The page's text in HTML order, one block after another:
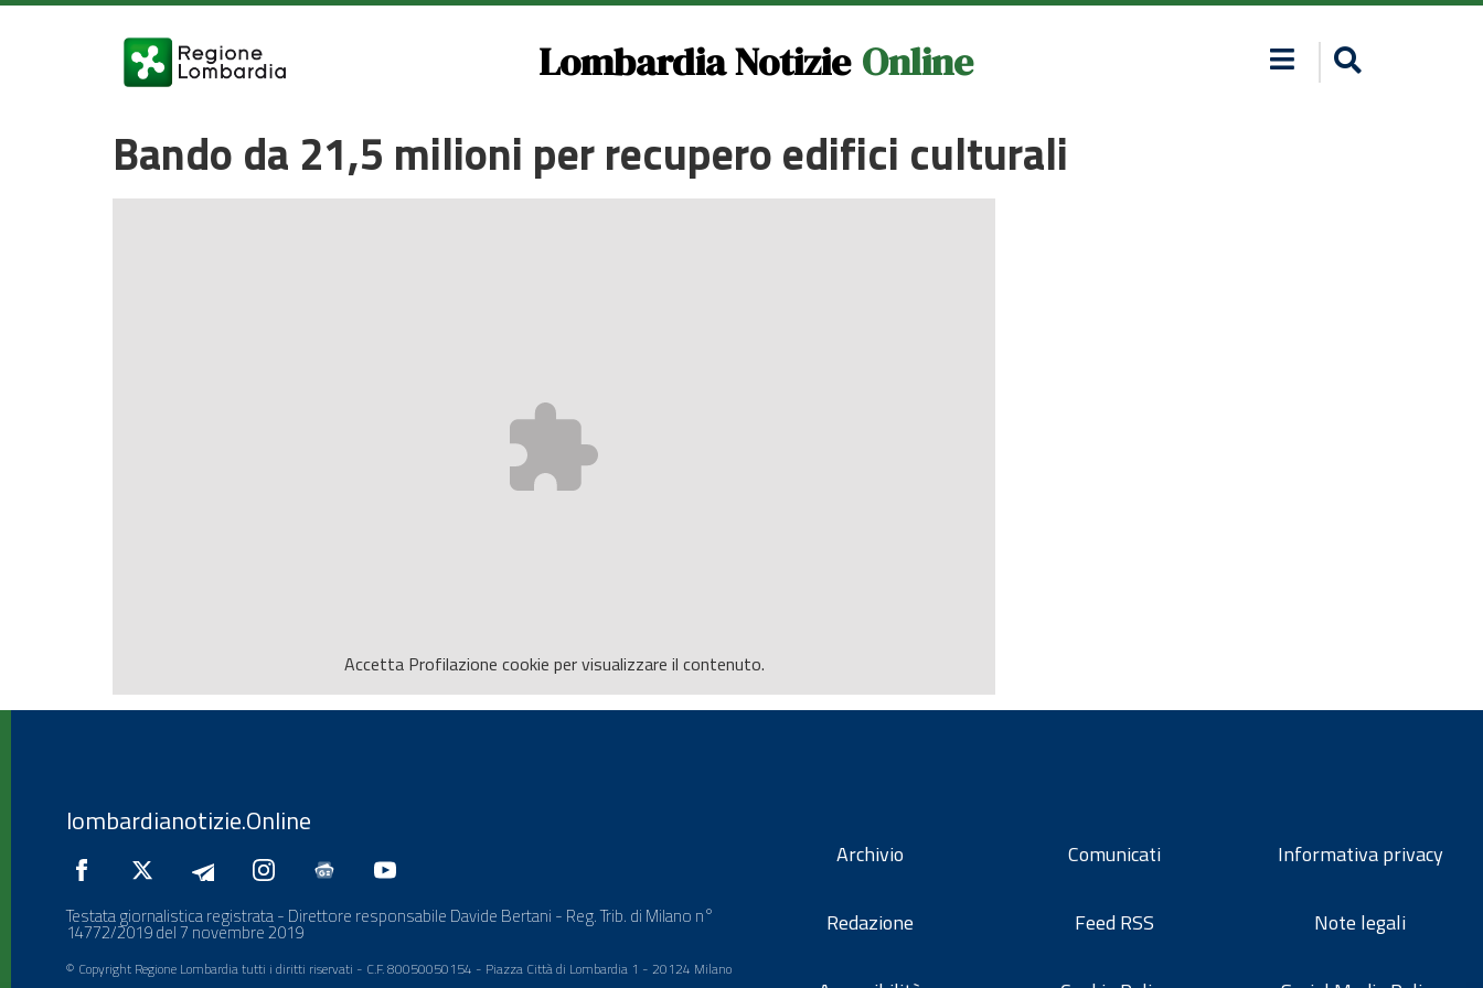
Lombardia Notizie Online
Bando da 21,5 milioni per recupero edifici culturali
Accetta Profilazione cookie per visualizzare il contenuto.
lombardianotizie.Online
Testata giornalistica registrata - Direttore responsabile Davide Bertani - Reg. Trib. di Milano n°
14772/2019 del 7 novembre 2019
© Copyright Regione Lombardia tutti i diritti riservati - C.F. 80050050154 - Piazza Città di Lombardia 1 - 20124 Milano
Archivio
Redazione
Comunicati
Feed RSS
Informativa privacy
Note legali